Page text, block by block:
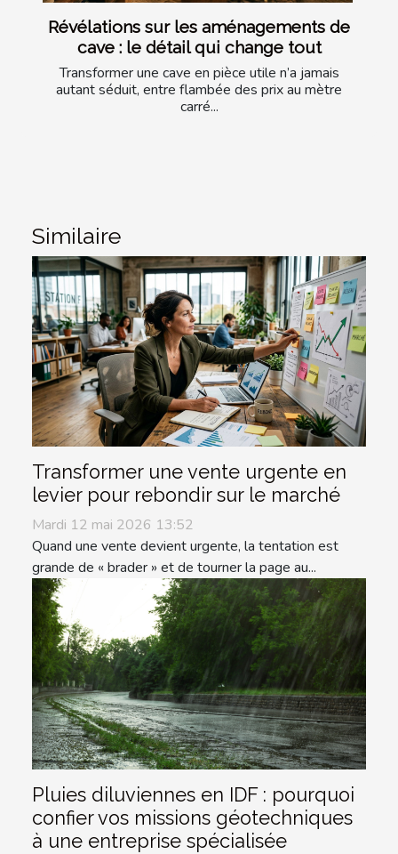
Révélations sur les aménagements de
cave : le détail qui change tout
Transformer une cave en pièce utile n’a jamais
autant séduit, entre flambée des prix au mètre
carré...
Similaire
Transformer une vente urgente en
levier pour rebondir sur le marché
Mardi 12 mai 2026 13:52
Quand une vente devient urgente, la tentation est
grande de « brader » et de tourner la page au...
Pluies diluviennes en IDF : pourquoi
confier vos missions géotechniques
à une entreprise spécialisée